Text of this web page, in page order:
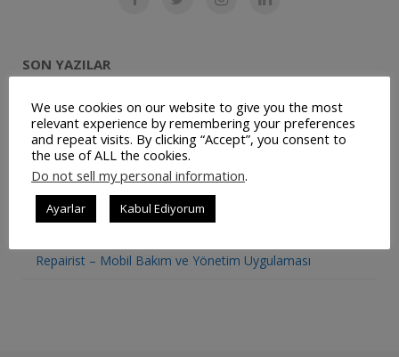
SON YAZILAR
Restoran Otomasyon Sistemi
Müşteri Panelimiz Yayınlanmıştır
Ticari Bilgilerimiz Değişmiştir
JetSu – Mobil Su Sipariş Uygulaması
Repairist – Mobil Bakım ve Yönetim Uygulaması
We use cookies on our website to give you the most
relevant experience by remembering your preferences
and repeat visits. By clicking “Accept”, you consent to
the use of ALL the cookies.
Do not sell my personal information.
Ayarlar Kabul Ediyorum